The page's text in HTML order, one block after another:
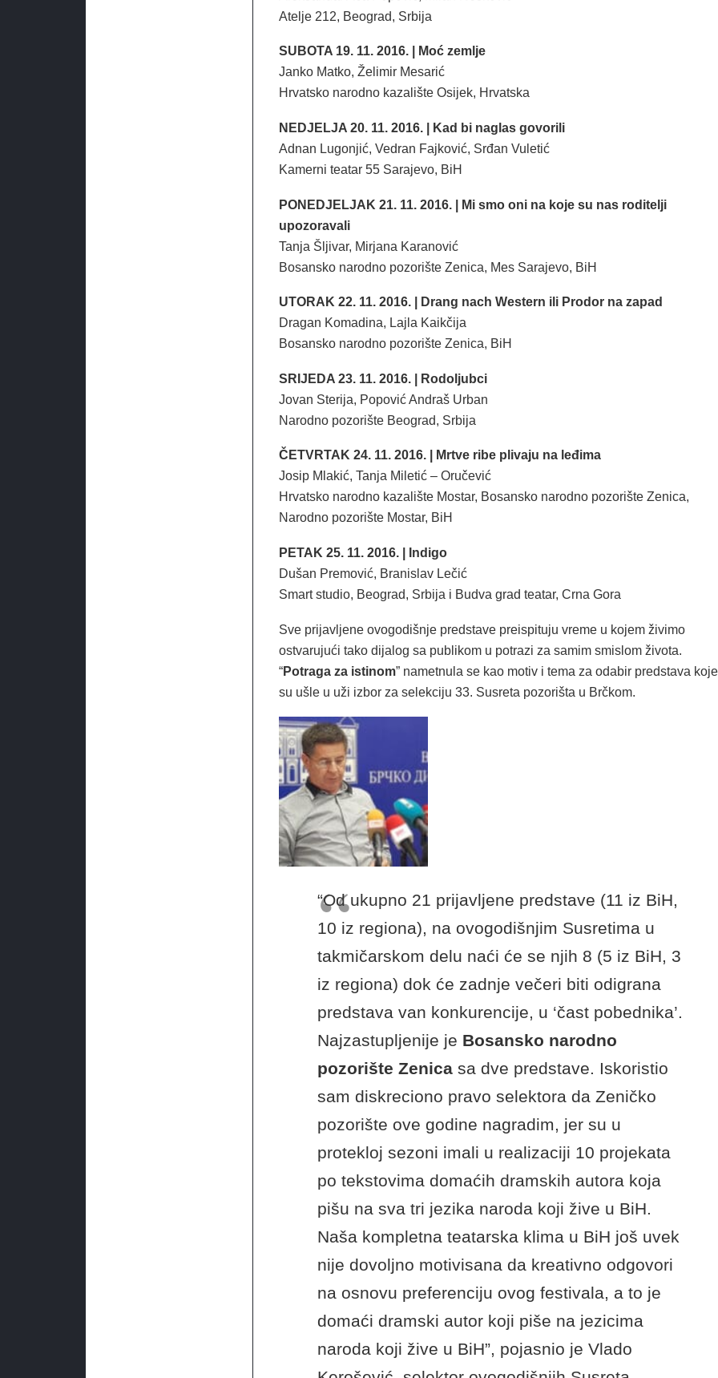
Atelje 212, Beograd, Srbija
SUBOTA 19. 11. 2016. | Moć zemlje
Janko Matko, Želimir Mesarić
Hrvatsko narodno kazalište Osijek, Hrvatska
NEDJELJA 20. 11. 2016. | Kad bi naglas govorili
Adnan Lugonjić, Vedran Fajković, Srđan Vuletić
Kamerni teatar 55 Sarajevo, BiH
PONEDJELJAK 21. 11. 2016. | Mi smo oni na koje su nas roditelji
upozoravali
Tanja Šljivar, Mirjana Karanović
Bosansko narodno pozorište Zenica, Mes Sarajevo, BiH
UTORAK 22. 11. 2016. | Drang nach Western ili Prodor na zapad
Dragan Komadina, Lajla Kaikčija
Bosansko narodno pozorište Zenica, BiH
SRIJEDA 23. 11. 2016. | Rodoljubci
Jovan Sterija, Popović Andraš Urban
Narodno pozorište Beograd, Srbija
ČETVRTAK 24. 11. 2016. | Mrtve ribe plivaju na leđima
Josip Mlakić, Tanja Miletić – Oručević
Hrvatsko narodno kazalište Mostar, Bosansko narodno pozorište Zenica,
Narodno pozorište Mostar, BiH
PETAK 25. 11. 2016. | Indigo
Dušan Premović, Branislav Lečić
Smart studio, Beograd, Srbija i Budva grad teatar, Crna Gora
Sve prijavljene ovogodišnje predstave preispituju vreme u kojem živimo
ostvarujući tako dijalog sa publikom u potrazi za samim smislom života.
“Potraga za istinom” nametnula se kao motiv i tema za odabir predstava koje
su ušle u uži izbor za selekciju 33. Susreta pozorišta u Brčkom.
“Od ukupno 21 prijavljene predstave (11 iz BiH,
10 iz regiona), na ovogodišnjim Susretima u
takmičarskom delu naći će se njih 8 (5 iz BiH, 3
iz regiona) dok će zadnje večeri biti odigrana
predstava van konkurencije, u ‘čast pobednika’.
Najzastupljenije je Bosansko narodno
pozorište Zenicasa dve predstave. Iskoristio
sam diskreciono pravo selektora da Zeničko
pozorište ove godine nagradim, jer su u
protekloj sezoni imali u realizaciji 10 projekata
po tekstovima domaćih dramskih autora koja
pišu na sva tri jezika naroda koji žive u BiH.
Naša kompletna teatarska klima u BiH još uvek
nije dovoljno motivisana da kreativno odgovori
na osnovu preferenciju ovog festivala, a to je
domaći dramski autor koji piše na jezicima
naroda koji žive u BiH”, pojasnio je Vlado